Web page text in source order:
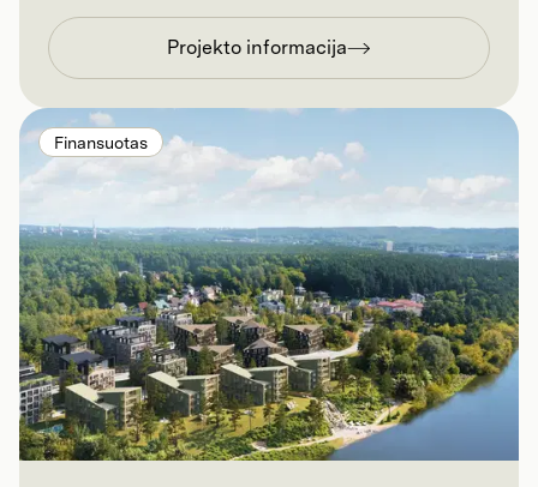
Projekto informacija
Finansuotas